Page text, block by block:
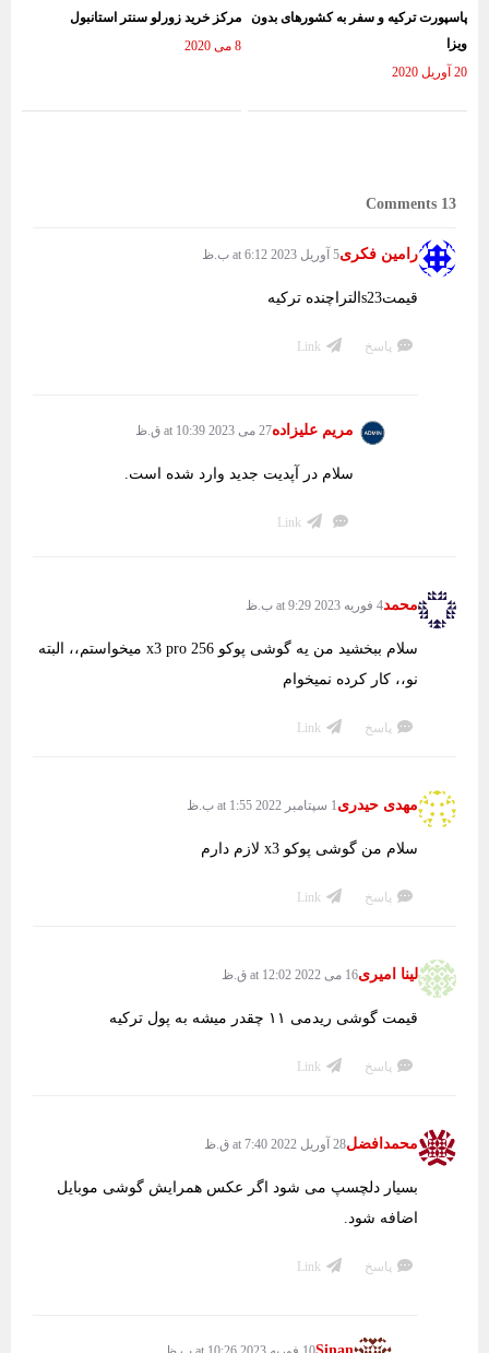
پاسپورت ترکیه و سفر به کشورهای بدون
ویزا
20 آوریل 2020
مرکز خرید زورلو سنتر استانبول
8 می 2020
13 Comments
رامین فکری5 آوریل 2023 at 6:12 ب.ظ
قیمتs23التراچنده ترکیه
پاسخ Link
مریم علیزاده27 می 2023 at 10:39 ق.ظ
سلام در آپدیت جدید وارد شده است.
Link
محمد4 فوریه 2023 at 9:29 ب.ظ
سلام ببخشید من یه گوشی پوکو x3 pro 256 میخواستم،، البته
نو،، کار کرده نمیخوام
پاسخ Link
مهدی حیدری 1 سپتامبر 2022 at 1:55 ب.ظ
سلام من گوشی پوکو x3 لازم دارم
پاسخ Link
لینا امیری16 می 2022 at 12:02 ق.ظ
قیمت گوشی ریدمی ۱۱ چقدر میشه به پول ترکیه
پاسخ Link
محمدافضل28 آوریل 2022 at 7:40 ق.ظ
بسیار دلچسپ می شود اگر عکس همرایش گوشی موبایل
اضافه شود.
پاسخ Link